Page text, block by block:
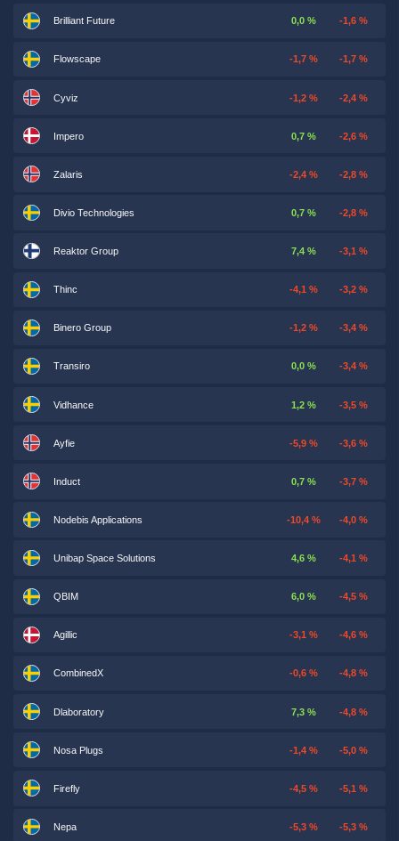
Brilliant Future 0,0 % -1,6 %
Flowscape -1,7 % -1,7 %
Cyviz -1,2 % -2,4 %
Impero 0,7 % -2,6 %
Zalaris -2,4 % -2,8 %
Divio Technologies 0,7 % -2,8 %
Reaktor Group 7,4 % -3,1 %
Thinc -4,1 % -3,2 %
Binero Group -1,2 % -3,4 %
Transiro 0,0 % -3,4 %
Vidhance 1,2 % -3,5 %
Ayfie -5,9 % -3,6 %
Induct 0,7 % -3,7 %
Nodebis Applications -10,4 % -4,0 %
Unibap Space Solutions 4,6 % -4,1 %
QBIM 6,0 % -4,5 %
Agillic -3,1 % -4,6 %
CombinedX -0,6 % -4,8 %
Dlaboratory 7,3 % -4,8 %
Nosa Plugs -1,4 % -5,0 %
Firefly -4,5 % -5,1 %
Nepa -5,3 % -5,3 %